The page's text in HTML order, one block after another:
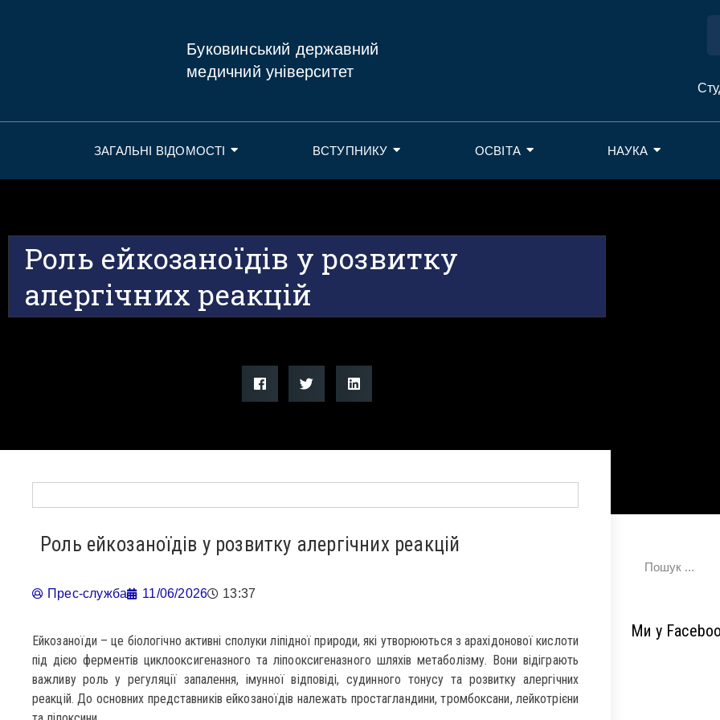
Буковинський державний
медичний університет
ЗАГАЛЬНІ ВІДОМОСТІ ВСТУПНИКУ ОСВІТА НАУКА
Роль ейкозаноїдів у розвитку
алергічних реакцій
Роль ейкозаноїдів у розвитку алергічних реакцій
Прес-служба 11/06/2026 13:37
Ейкозаноїди – це біологічно активні сполуки ліпідної природи, які утворюються з арахідонової кислоти
під дією ферментів циклооксигеназного та ліпооксигеназного шляхів метаболізму. Вони відіграють
важливу роль у регуляції запалення, імунної відповіді, судинного тонусу та розвитку алергічних
реакцій. До основних представників ейкозаноїдів належать простагландини, тромбоксани, лейкотрієни
Ми у